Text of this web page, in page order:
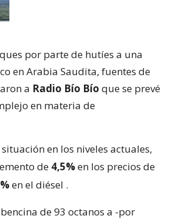
por parte de hutíes a una
en Arabia Saudita, fuentes de
a Radio Bío Bío que se prevé
en materia de
en los niveles actuales,
de 4,5%en los precios de
en el diésel .
de 93 octanos a -por